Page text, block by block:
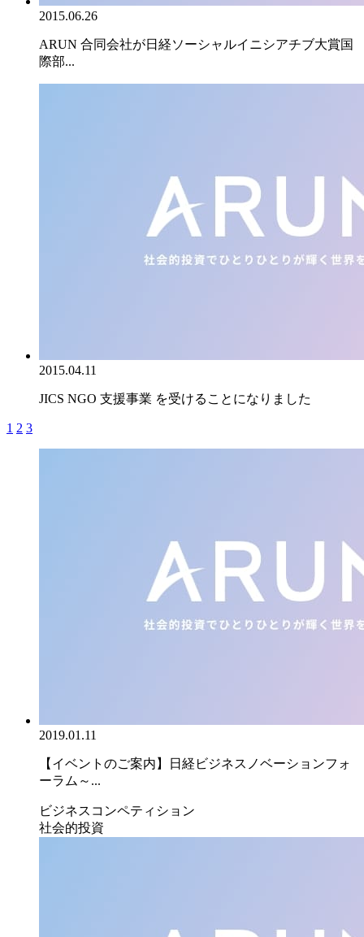
2015.06.26
ARUN 合同会社が日経ソーシャルイニシアチブ大賞国
際部...
2015.04.11
JICS NGO 支援事業 を受けることになりました
1 2 3
2019.01.11
【イベントのご案内】日経ビジネスノベーションフォ
ーラム～...
ビジネスコンペティション
社会的投資